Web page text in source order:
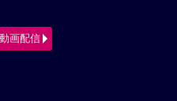
動画配信